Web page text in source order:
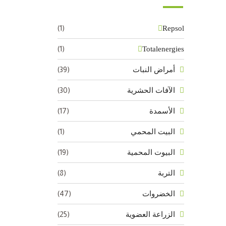
Repsol
(1)
Totalenergies
(1)
أمراض النبات (39)
الآفات الحشرية (30)
الأسمدة (17)
البيت المحمي (1)
البيوت المحمية (19)
التربة (8)
الخضروات (47)
الزراعة العضوية (25)